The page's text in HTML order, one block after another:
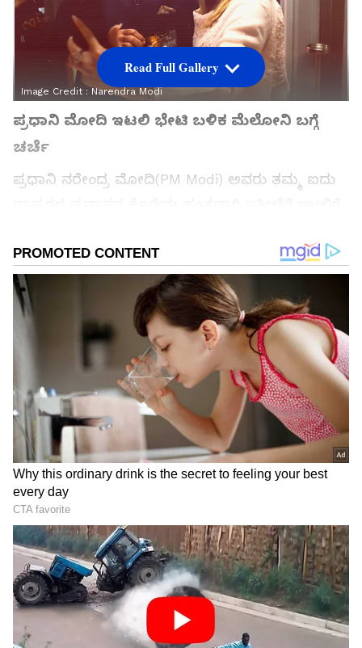
Image Credit : Narendra Modi
ಪ್ರಧಾನಿ ಮೋದಿ ಇಟಲಿ ಭೇಟಿ ಬಳಿಕ ಮೆಲೋನಿ ಬಗ್ಗೆ
ಚರ್ಚೆ
ಪ್ರಧಾನಿ ನರೇಂದ್ರ ಮೋದಿ(PM Modi) ಅವರು ತಮ್ಮ ಐದು
ಜಾರ್ಜಿಯಾ ಮೆಲೋನಿ(Georgia Meloni) ಆತ್ಮೀಯವಾಗಿ
ಸ್ವಾಗತಿಸಿದ್ದರು. ಈ ಭೇಟಿಯ ಸಮಯದಲ್ಲಿ ಮೆಲೋನಿ ಅವರು
ಪ್ರಧಾನಿ ಮೋದಿ ಜೊತೆಗಿನ ಫೋಟೋವನ್ನು ಸಾಮಾಜಿಕ
ಮಾಧ್ಯಮದಲ್ಲಿ ಪೋಸ್ಟ್ ಮಾಡಿ ಅವರನ್ನು 'ನನ್ನ ಸ್ನೇಹಿತ'
ಎಂದು ಬಣ್ಣಿಸಿದ್ದರು. ಈ ಬೇಟಿ ವೇಳೆ 'ಮೆಲೋಡಿ' ಚಾಕೊಲೆಟ್
ಫೋಟೋ ಜಗತ್ತಿನಾದ್ಯಂತ ವೈರಲ್ ಆಯ್ತು. ಪ್ರಧಾನಿ ಮೋದಿ
ಇಟಲಿಗೆ ಭೇಟಿ ಬೆನ್ನಲ್ಲೇ ಇದೀಗ ಜಾರ್ಜಿಯಾ ಮೆಲೋನಿ
ಅವರ ವೈಯಕ್ತಿಕ ಜೀವನದ ಬಗ್ಗೆಯೂ ಅನೇಕರು
ಕೂತುಹಲದಿಂದ ಕೆದಕಲು ಶುರು ಮಾಡಿದ್ದಾರೆ.
ಮದುವೆಯಾಗದೆ ತಾಯಿಯಾದಳಾ ಮೆಲೋನಿ? ಜಾರ್ಜಿಯಾ
ಮೆಲೋನಿ ಅವರ ಗೆಳೆಯ ಯಾರು? ಕುತೂಹಲಕಾರಿ ವಿಚಾರ
ಇಲ್ಲಿದೆ ನೋಡಿ.
ಸಮಗ್ರ ಸುದ್ದಿ ಮೂಲವನ್ನಾಗಿ asianet suvarna news ಅನ್ನು
ಆಯ್ಕೆ ಮಾಡಿಕೊಳ್ಳಿ
Read Full Gallery